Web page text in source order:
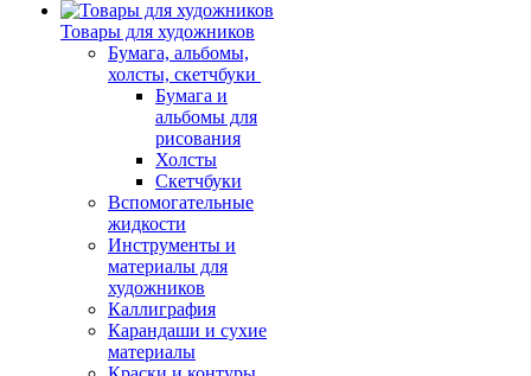
Товары для художников
Бумага, альбомы,
холсты, скетчбуки
Бумага и
альбомы для
рисования
Холсты
Скетчбуки
Вспомогательные
жидкости
Инструменты и
материалы для
художников
Каллиграфия
Карандаши и сухие
материалы